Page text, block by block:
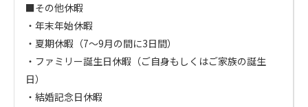
■その他休暇
・年末年始休暇
・夏期休暇（7～9月の間に3日間）
・ファミリー誕生日休暇（ご自身もしくはご家族の誕生
日）
・結婚記念日休暇